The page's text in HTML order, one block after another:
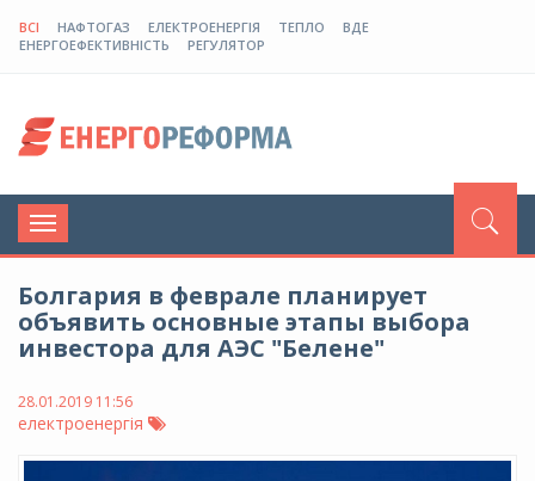
ВСІ НАФТОГАЗ ЕЛЕКТРОЕНЕРГІЯ ТЕПЛО
ВДЕ
ЕНЕРГОЕФЕКТИВНІСТЬ
РЕГУЛЯТОР
Toggle
navigation
Болгария в феврале планирует
объявить основные этапы выбора
инвестора для АЭС "Белене"
28.01.2019 11:56
електроенергія